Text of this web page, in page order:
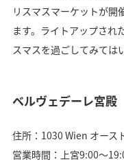
リスマスマーケットが開
ます。ライトアップされ
スマスを過ごしてみては
ベルヴェデーレ宮殿
住所：1030 Wien オース
営業時間：上宮9:00〜